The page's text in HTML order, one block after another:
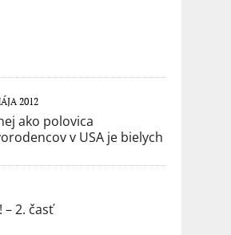
2012
ako polovica
v USA je bielych
– 2. časť